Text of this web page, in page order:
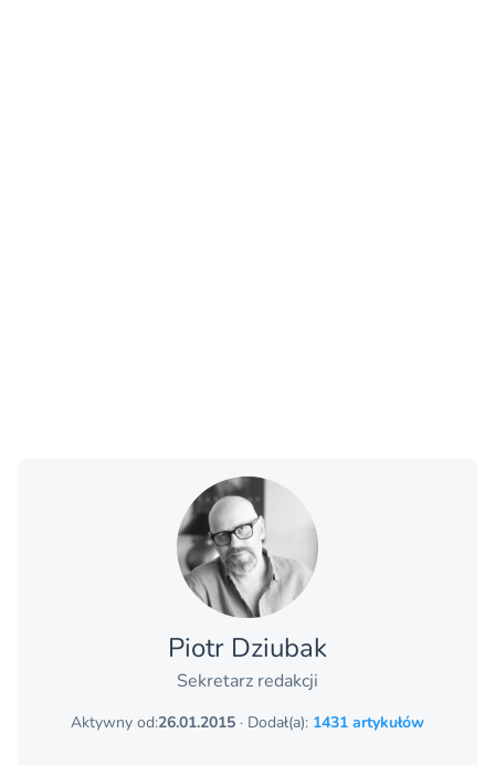
Piotr Dziubak
Sekretarz redakcji
Aktywny od:26.01.2015 · Dodał(a): 1431 artykułów